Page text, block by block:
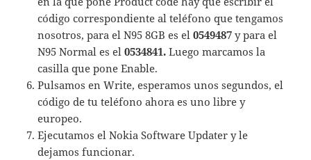
código correspondiente al teléfono que tengamos
nosotros, para el N95 8GB es el0549487 y para el
N95 Normal es el0534841. Luego marcamos la
casilla que pone Enable.
Pulsamos en Write, esperamos unos segundos, el
código de tu teléfono ahora es uno libre y
europeo.
Ejecutamos el Nokia Software Updater y le
dejamos funcionar.